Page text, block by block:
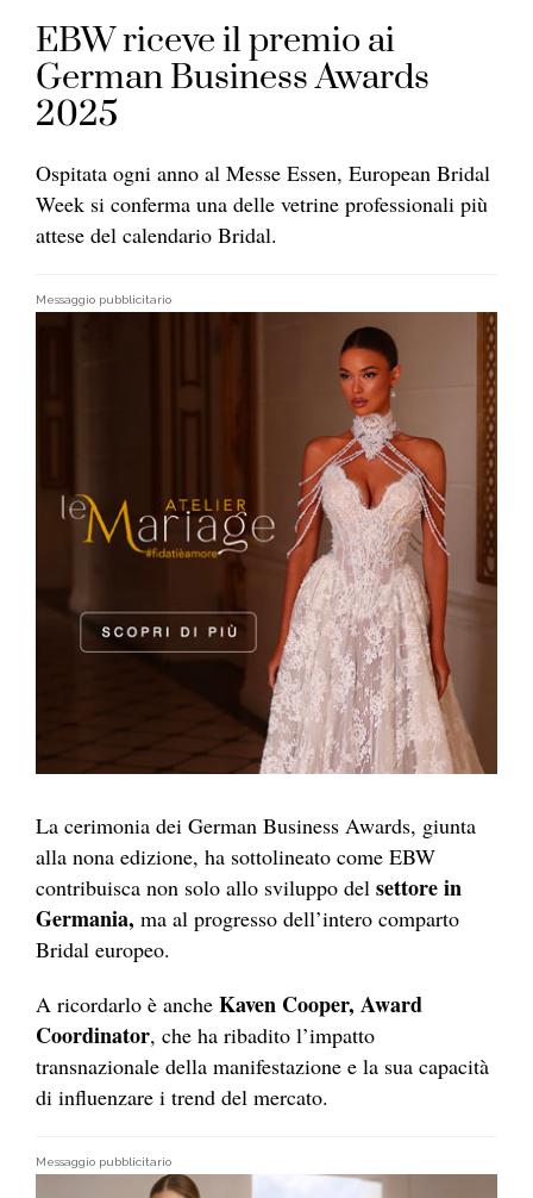
EBW riceve il premio ai
German Business Awards
2025
Ospitata ogni anno al Messe Essen, European Bridal
Week si conferma una delle vetrine professionali più
attese del calendario Bridal.
Messaggio pubblicitario
La cerimonia dei German Business Awards, giunta
alla nona edizione, ha sottolineato come EBW
contribuisca non solo allo sviluppo del settore in
Germania, ma al progresso dell’intero comparto
Bridal europeo.
A ricordarlo è anche Kaven Cooper, Award
Coordinator, che ha ribadito l’impatto
transnazionale della manifestazione e la sua capacità
di influenzare i trend del mercato.
Messaggio pubblicitario